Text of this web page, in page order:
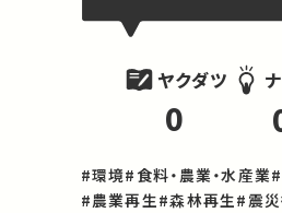
ヤクダツ
0
#環境#食料・農業・水産業
#農業再生#森林再生#震